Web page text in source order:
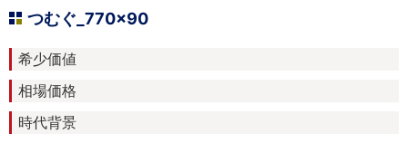
つむぐ_770×90
希少価値
相場価格
時代背景